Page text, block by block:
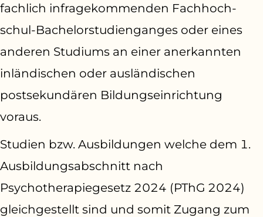
fachlich infragekommenden Fachhoch­
schul­-Bachelorstudienganges oder eines
anderen Studiums an einer anerkannten
inländischen oder ausländischen
postsekun­dären Bildungseinrichtung
voraus.
Studien bzw. Ausbildungen welche dem 1.
Ausbil­dungsabschnitt nach
Psychotherapiegesetz 2024 (PThG 2024)
gleichgestellt sind und somit Zugang zum